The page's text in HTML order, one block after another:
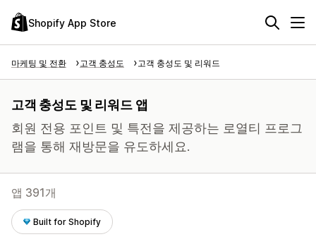
Shopify App Store
마케팅 및 전환 고객 충성도 고객 충성도 및 리워드
고객 충성도 및 리워드 앱
회원 전용 포인트 및 특전을 제공하는 로열티 프로그
램을 통해 재방문을 유도하세요.
앱 391개
Built for Shopify